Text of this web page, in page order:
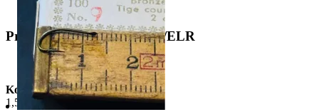
Provningsförfarande: ESC/ELR
Kolmonoxid, CO
1,54 g/km